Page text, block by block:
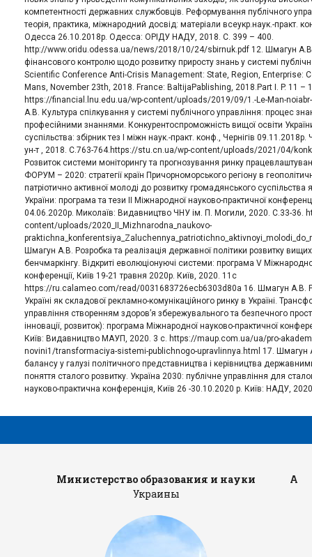
компетентності державних службовців. Реформування публічного
теорія, практика, міжнародний досвід: матеріали всеукр.наук.-практ.
Одесса 26.10.2018р. Одесса: ОРІДУ НАДУ, 2018. С. 399 – 400.
http://www.oridu.odessa.ua/news/2018/10/24/sbirnuk.pdf 12. Шмагун
фінансового контролю щодо розвитку приросту знань у системі
Scientific Conference Anti-Crisis Management: State, Region, Enterprise:
Mans, November 23th, 2018. France: BaltijaPablishing, 2018.Part I. P. 11 –
https://financial.lnu.edu.ua/wp-content/uploads/2019/09/1.-Le-Man-
А.В. Культура спілкування у системі публічного управління: процес
професійними знаннями. Конкурентоспроможність вищої освіти
суспільства: збірник тез І міжн наук.-практ. конф., Чернігів 09.11.2018р.
ун-т , 2018. С.763-764.https://stu.cn.ua/wp-content/uploads/2021/04/
Розвиток системи моніторингу та прогнозування ринку
ФОРУМ – 2020: стратегії країн Причорноморського регіону в
патріотично активної молоді до розвитку громадянського суспільства
України: програма та тези II Міжнародної науково-практичної
04.06.2020р. Миколаїв: Видавництво ЧНУ ім. П. Могили, 2020. С.33-36.
content/uploads/2020_II_Mizhnarodna_naukovo-
Шмагун А.В. Розробка та реалізація державної політики розвитку
бенчмаркінгу. Відкриті еволюціонуючі системи: програма V
конференції, Київ 19-21 травня 2020р. Київ, 2020. 11с
https://ru.calameo.com/read/0031683726ecb6303d80a 16. Шмагун А.В.
Україні як складової рекламно-комунікаційного ринку в Україні.
управління створенням здоров’я збережувального та безпечного
інновації, розвиток): програма Міжнародної науково-практичної
Київ: Видавництво МАУП, 2020. 3 с. https://maup.com.ua/ua/pro-
novini1/transformaciya-sistemi-publichnogo-upravlinnya.html 17. Шмагун
балансу у галузі політичного представництва і керівництва
поняття сталого розвитку. Україна 2030: публічне управління для
науково-практична конференція, Київ 26 -30.10.2020 р. Київ: НАДУ,
Министерство образования и науки
Украины